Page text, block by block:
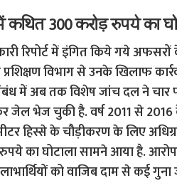
300 करोड़ रुपये का
रिपोर्ट में इंगित किये गये
विभाग से उनके खिलाफ
में अब तक विशेष जांच दल ने चार
जेल भेज चुकी है. वर्ष 2011 से
हिस्से के चौड़ीकरण के लिए
का घोटाला सामने आया है.
को वाजिब दाम से कई